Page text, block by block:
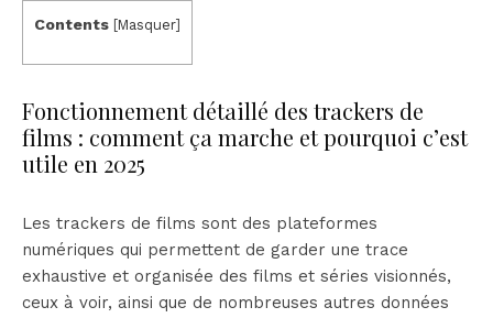
Contents [Masquer]
Fonctionnement détaillé des trackers de
films : comment ça marche et pourquoi c’est
utile en 2025
Les trackers de films sont des plateformes
numériques qui permettent de garder une trace
exhaustive et organisée des films et séries visionnés,
ceux à voir, ainsi que de nombreuses autres données